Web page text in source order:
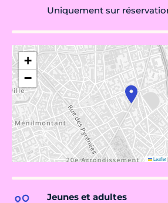
Uniquement sur
+
−
Leaflet|
Jeunes et adultes